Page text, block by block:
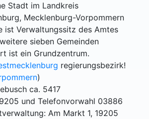
Stadt im Landkreis
Mecklenburg-Vorpommern
ist Verwaltungssitz des Amtes
sieben Gemeinden
ist ein Grundzentrum.
regierungsbezirk!
)
ca. 5417
und Telefonvorwahl 03886
Am Markt 1, 19205